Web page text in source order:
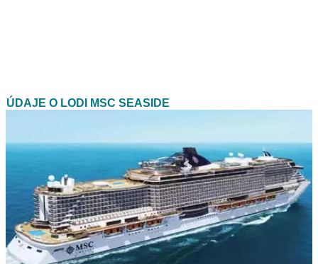
ÚDAJE O LODI MSC SEASIDE